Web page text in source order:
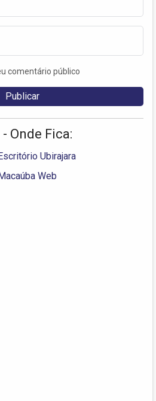
comentário público
Onde Fica:
Ubirajara
Web